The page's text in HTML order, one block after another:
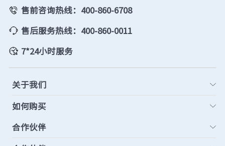
售前咨询热线：400-860-6708
售后服务热线：400-860-0011
7*24小时服务
关于我们
如何购买
合作伙伴